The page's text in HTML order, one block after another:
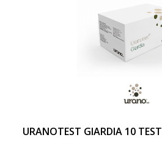
URANOTEST GIARDIA 10 TEST